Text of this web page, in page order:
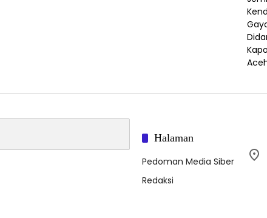
Halaman
Pedoman Media Siber
Redaksi